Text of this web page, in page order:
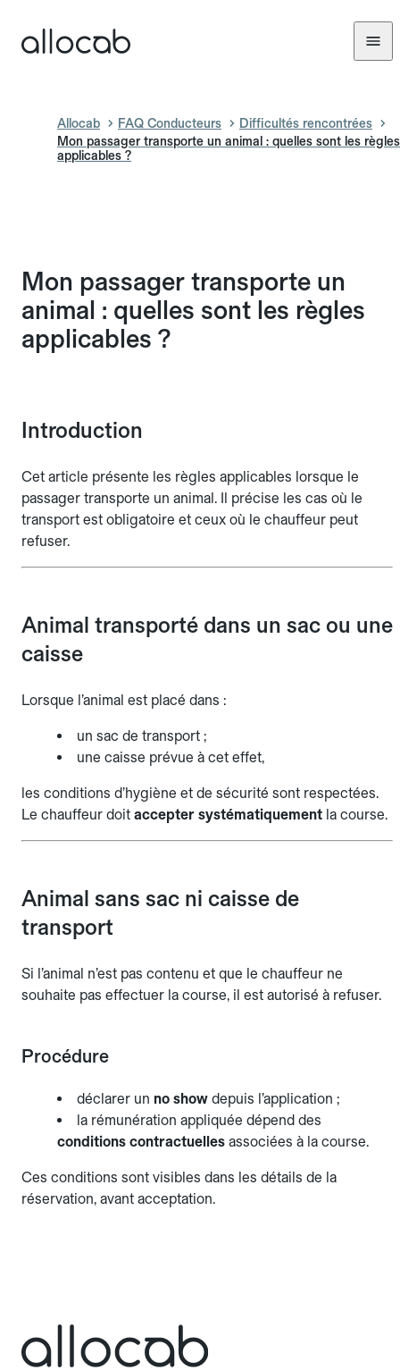
Allocab FAQ Conducteurs
Difficultés rencontrées
Mon passager transporte un animal : quelles sont les règles
applicables ?
Mon passager transporte un
animal : quelles sont les règles
applicables ?
Introduction
Cet article présente les règles applicables lorsque le
passager transporte un animal. Il précise les cas où le
transport est obligatoire et ceux où le chauffeur peut
refuser.
Animal transporté dans un sac ou une
caisse
Lorsque l’animal est placé dans :
un sac de transport ;
une caisse prévue à cet effet,
les conditions d’hygiène et de sécurité sont respectées.
Le chauffeur doit accepter systématiquement la course.
Animal sans sac ni caisse de
transport
Si l’animal n’est pas contenu et que le chauffeur ne
souhaite pas effectuer la course, il est autorisé à refuser.
Procédure
déclarer un no show depuis l’application ;
la rémunération appliquée dépend des
conditions contractuelles associées à la course.
Ces conditions sont visibles dans les détails de la
réservation, avant acceptation.